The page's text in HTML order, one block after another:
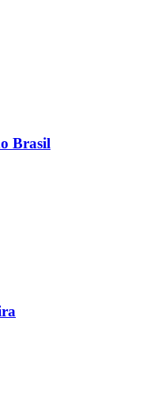
Brasil